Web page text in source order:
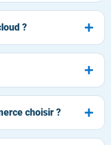
?
choisir ?